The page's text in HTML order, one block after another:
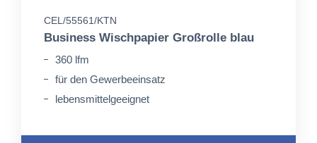
CEL/55561/KTN
Business Wischpapier Großrolle blau
360 lfm
für den Gewerbeeinsatz
lebensmittelgeeignet